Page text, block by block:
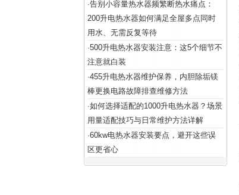
·告别小容量热水器频繁断热水痛点：
200升电热水器如何满足全屋多点同时
用水、无需反复等待
·500升电热水器安装注意：这5个细节不
注意就白装
·455升电热水器维护保养，内胆除垢镁
棒更换电路故障排查维修方法
·如何选择适配的1000升电热水器？场景
用量适配技巧与日常维护方法详解
·60kw电热水器安装要点，避开这些误
区更省心